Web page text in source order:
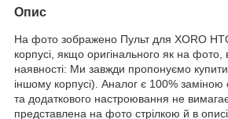
Опис
На фото зображено Пульт для XORO
корпусі, якщо оригінального як на
наявності: Ми завжди пропонуємо
іншому корпусі). Аналог є 100% заміною
та додаткового настроювання не
представлена на фото стрілкою й в